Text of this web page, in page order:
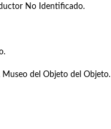
No Identificado.
Museo del Objeto del Objeto.